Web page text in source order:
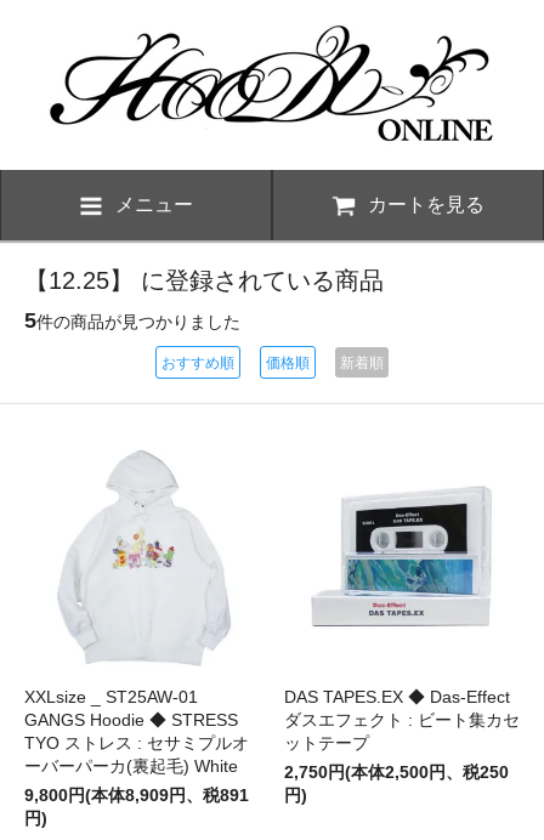
メニュー カートを見る
【12.25】 に登録されている商品
5件の商品が見つかりました
おすすめ順 価格順 新着順
XXLsize _ ST25AW-01
GANGS Hoodie ◆ STRESS
TYO ストレス : セサミプルオ
ーバーパーカ(裏起毛) White
9,800円(本体8,909円、税891
円)
DAS TAPES.EX ◆ Das-Effect
ダスエフェクト : ビート集カセ
ットテープ
2,750円(本体2,500円、税250
円)